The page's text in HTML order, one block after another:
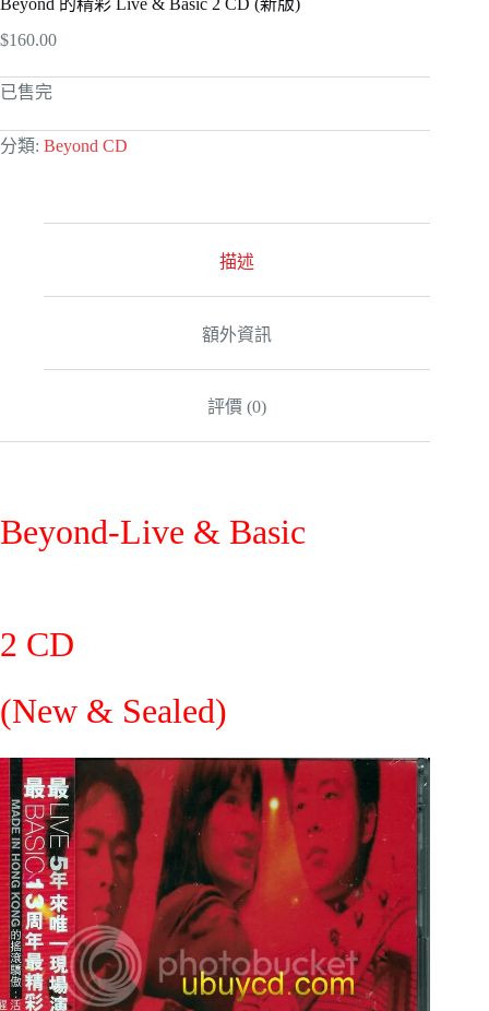
$160.00
已售完
分類: Beyond CD
描述
額外資訊
評價 (0)
Beyond-Live & Basic
2 CD
(New & Sealed)